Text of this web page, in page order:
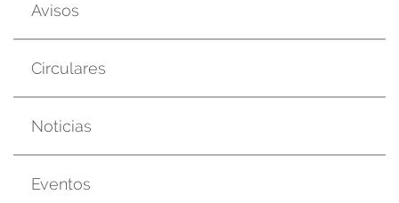
Avisos
Circulares
Noticias
Eventos